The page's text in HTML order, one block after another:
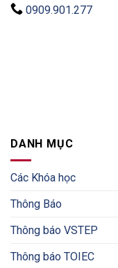
0909.901.277
DANH MỤC
Các Khóa học
Thông Báo
Thông báo VSTEP
Thông báo TOIEC